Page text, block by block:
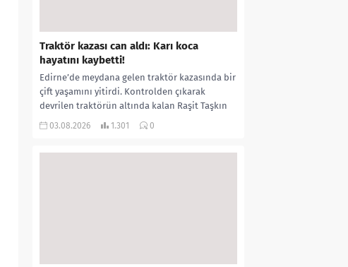
Traktör kazası can aldı: Karı koca
hayatını kaybetti!
Edirne’de meydana gelen traktör kazasında bir
çift yaşamını yitirdi. Kontrolden çıkarak
devrilen traktörün altında kalan Raşit Taşkın
ile eşi Fatma...
03.08.2026 1.301 0